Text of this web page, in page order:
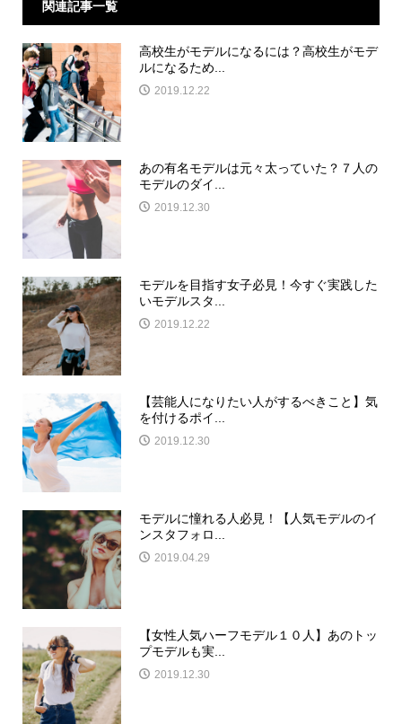
関連記事一覧
高校生がモデルになるには？高校生がモデ
ルになるため...
2019.12.22
あの有名モデルは元々太っていた？７人の
モデルのダイ...
2019.12.30
モデルを目指す女子必見！今すぐ実践した
いモデルスタ...
2019.12.22
【芸能人になりたい人がするべきこと】気
を付けるポイ...
2019.12.30
モデルに憧れる人必見！【人気モデルのイ
ンスタフォロ...
2019.04.29
【女性人気ハーフモデル１０人】あのトッ
プモデルも実...
2019.12.30